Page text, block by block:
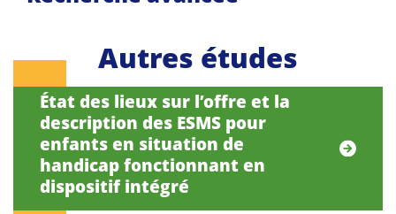
Autres études
État des lieux sur l’offre et la
description des ESMS pour
enfants en situation de
handicap fonctionnant en
dispositif intégré